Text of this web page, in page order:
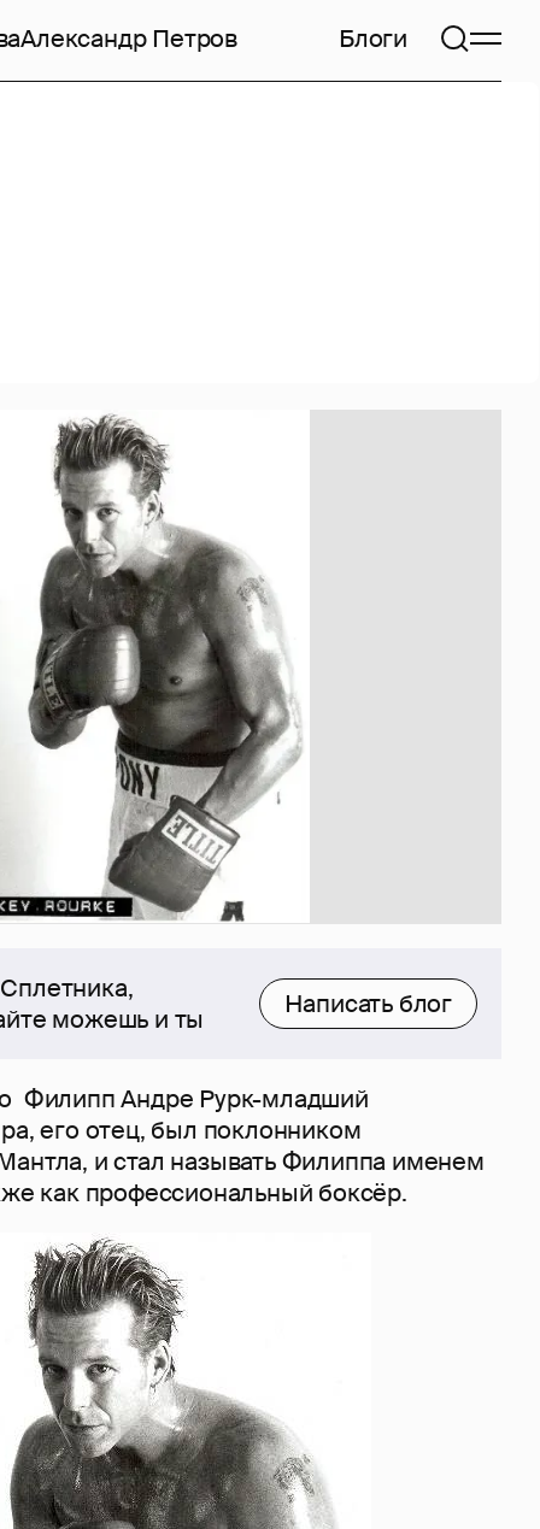
Александр Петров Блоги
можешь и ты
Написать блог
Филипп Андре Рурк-младший
его отец, был поклонником
и стал называть Филиппа именем
как профессиональный боксёр.